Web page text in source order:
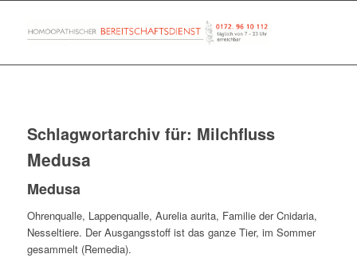
Schlagwortarchiv für: Milchfluss
Medusa
Medusa
Ohrenqualle, Lappenqualle, Aurelia aurita, Familie der Cnidaria,
Nesseltiere. Der Ausgangsstoff ist das ganze Tier, im Sommer
gesammelt (Remedia).